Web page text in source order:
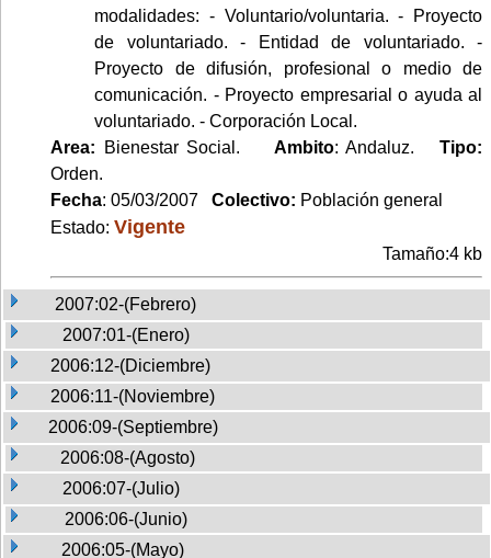
modalidades: - Voluntario/voluntaria. - Proyecto
de voluntariado. - Entidad de voluntariado. -
Proyecto de difusión, profesional o medio de
comunicación. - Proyecto empresarial o ayuda al
voluntariado. - Corporación Local.
Area: Bienestar Social. Ambito: Andaluz.Tipo:
Orden.
Fecha: 05/03/2007 Colectivo: Población general
Estado: Vigente
Tamaño:4 kb
2007:02-(Febrero)
2007:01-(Enero)
2006:12-(Diciembre)
2006:11-(Noviembre)
2006:09-(Septiembre)
2006:08-(Agosto)
2006:07-(Julio)
2006:06-(Junio)
2006:05-(Mayo)